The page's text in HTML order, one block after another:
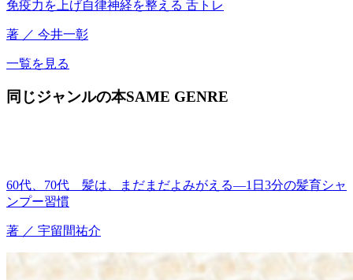
免疫力を上げ自律神経を整える 舌トレ
著 ／ 今井一彰
一覧を見る
同じジャンルの本SAME GENRE
60代、70代 髪は、まだまだよみがえる―1日3分の髪育シャ
ンプー習慣
著 ／ 宇留間祐介